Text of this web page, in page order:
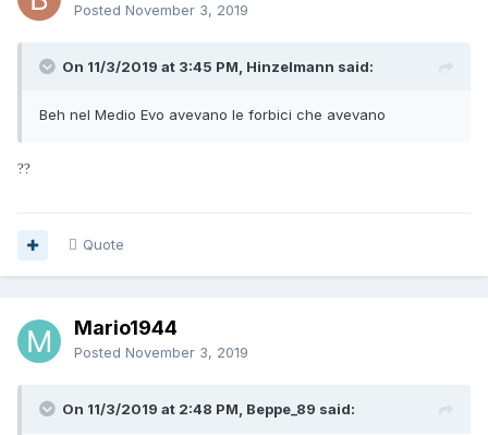
Posted November 3, 2019
On 11/3/2019 at 3:45 PM, Hinzelmann said:
Beh nel Medio Evo avevano le forbici che avevano
??
Quote
Mario1944
Posted November 3, 2019
On 11/3/2019 at 2:48 PM, Beppe_89 said: